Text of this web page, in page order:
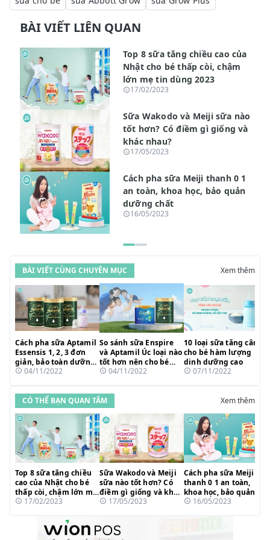
BÀI VIẾT LIÊN QUAN
Top 8 sữa tăng chiều cao của
Nhật cho bé thấp còi, chậm
lớn mẹ tin dùng 2023
17/02/2023
Sữa Wakodo và Meiji sữa nào
tốt hơn? Có điềm gì giống và
khác nhau?
17/05/2023
Cách pha sữa Meiji thanh 0 1
an toàn, khoa học, bảo quản
dưỡng chất
16/05/2023
BÀI VIẾT CÙNG CHUYÊN MỤC Xem thêm
Cách pha sữa Aptamil
Essensis 1, 2, 3 đơn
giản, bảo toàn dưỡng
chất04/11/2022
So sánh sữa Enspire
và Aptamil Úc loại nào
tốt hơn nên cho bé
uống?
04/11/2022
10 loại sữa tăng cân
cho bé hàm lượng
dinh dưỡng cao
07/11/2022
CÓ THỂ BẠN QUAN TÂM Xem thêm
Top 8 sữa tăng chiều
cao của Nhật cho bé
thấp còi, chậm lớn mẹ
tin dùng 2023
17/02/2023
Sữa Wakodo và Meiji
sữa nào tốt hơn? Có
điềm gì giống và khác
nhau?
17/05/2023
Cách pha sữa Meiji
thanh 0 1 an toàn,
khoa học, bảo quản
dưỡng chất
16/05/2023